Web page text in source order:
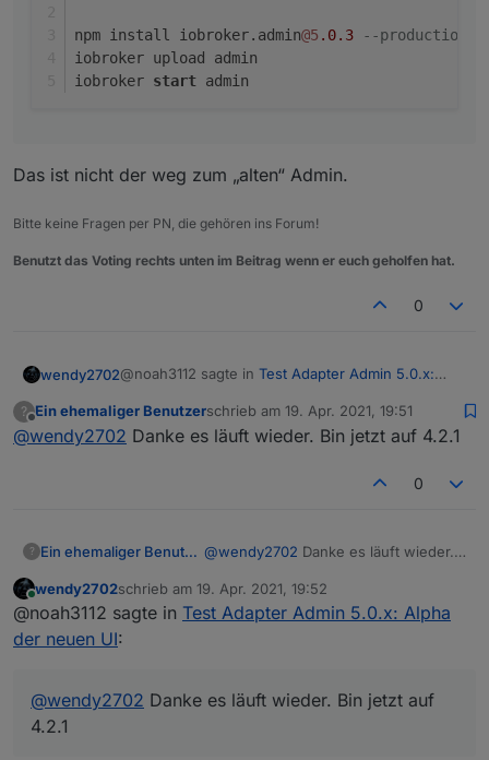
npm install iobroker.admin@5 .0.3
--production
iobroker upload admin
iobroker start admin
Das ist nicht der weg zum „alten“ Admin.
Bitte keine Fragen per PN, die gehören ins Forum!
Benutzt das Voting rechts unten im Beitrag wenn er euch geholfen hat.
0
wendy2702@noah3112 sagte in Test Adapter Admin 5.0.x:
Die Abfrage erscheint noch dann die
npm install iobroker.admin@4.2.1 --
Sollte gehen.
Oder
iobroker upgrade admin http://
?
Offline
Ein ehemaliger Benutzerschrieb am 19. Apr. 2021, 19:51
zuletzt editiert von
@wendy2702 Danke es läuft wieder. Bin jetzt auf 4.2.1
0
? Ein ehemaliger Benutzer @wendy2702 Danke es läuft wieder.
Online
wendy2702schrieb am 19. Apr. 2021, 19:52
zuletzt editiert von
@noah3112 sagte in Test Adapter Admin 5.0.x: Alpha
der neuen UI:
@wendy2702 Danke es läuft wieder. Bin jetzt auf
4.2.1